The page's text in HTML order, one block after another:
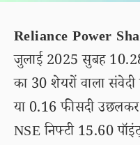
Reliance Power
जुलाई 2025 सुबह
का 30 शेयरों वाला
या 0.16 फीसदी
NSE निफ्टी 15.60